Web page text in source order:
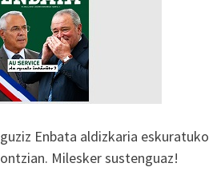
Enbata aldizkaria eskuratuko
Milesker sustenguaz!